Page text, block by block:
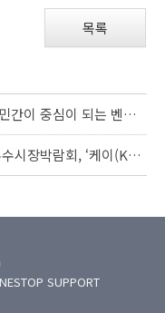
목록
국내에서도 민간이 중심이 되는 벤처모기금(펀드) 시대 열린다
2023 전국우수시장박람회, ‘케이(K)-마켓 페어’ 열린다 다시 시장! 내 삶속의 시장
SUPPORT